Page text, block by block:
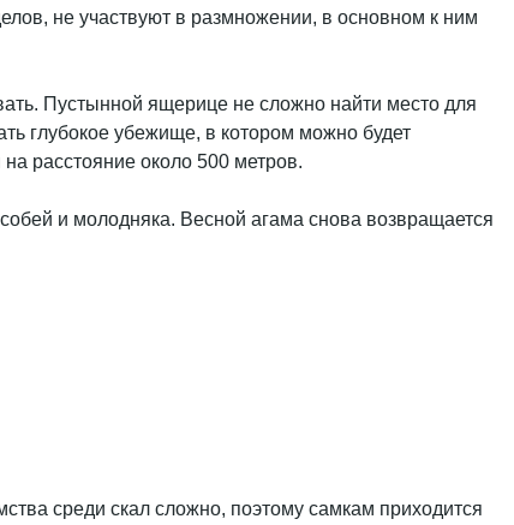
не участвуют в размножении, в основном к ним
Пустынной ящерице не сложно найти место для
глубокое убежище, в котором можно будет
расстояние около 500 метров.
и молодняка. Весной агама снова возвращается
среди скал сложно, поэтому самкам приходится